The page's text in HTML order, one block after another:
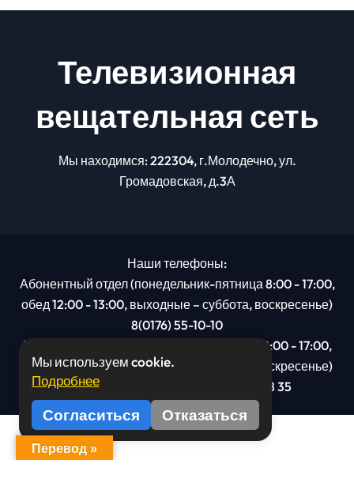
Телевизионная
вещательная сеть
Мы находимся: 222304, г.Молодечно, ул.
Громадовская, д.3А
Наши телефоны:
Абонентный отдел (понедельник-пятница 8:00 - 17:00,
обед 12:00 - 13:00, выходные – суббота, воскресенье)
8(0176) 55-10-10
Рекламный отдел (понедельник-пятница 8:00 - 17:00,
обед 12:00 - 13:00, выходные – суббота, воскресенье)
8(0176): 54 95 80, МТС +375 29 201 78 35
Мы используем cookie.
Подробнее
Согласиться Отказаться
Перевод »